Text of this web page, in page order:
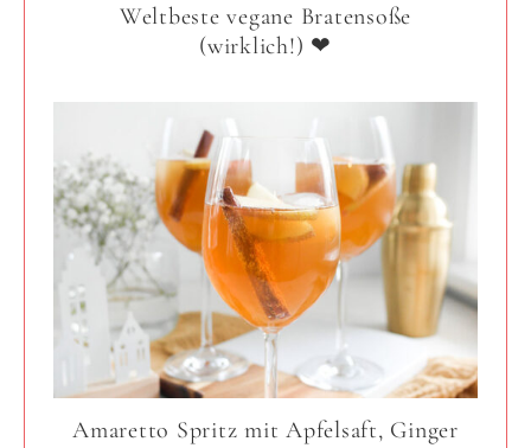
Weltbeste vegane Bratensoße
(wirklich!) ❤
Amaretto Spritz mit Apfelsaft, Ginger